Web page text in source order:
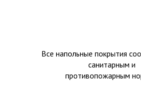
Все напольные покрытия
санитарным и
противопожарным